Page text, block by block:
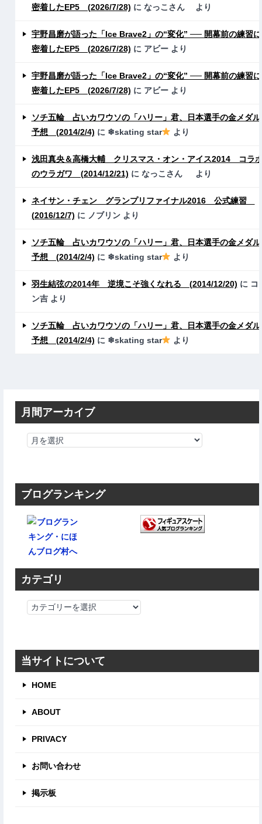
密着したEP5 (2026/7/28) に なっこさん より
宇野昌磨が語った「Ice Brave2」の“変化” ── 開幕前の練習に
密着したEP5 (2026/7/28) に アビーより
宇野昌磨が語った「Ice Brave2」の“変化” ── 開幕前の練習に
密着したEP5 (2026/7/28) に アビーより
ソチ五輪 占いカワウソの「ハリー」君、日本選手の金メダル
予想 (2014/2/4) に ❄skating star より
浅田真央＆高橋大輔 クリスマス・オン・アイス2014 コラ
のウラガワ (2014/12/21) に なっこさん より
ネイサン・チェン グランプリファイナル2016 公式練習
(2016/12/7) に ノブリンより
ソチ五輪 占いカワウソの「ハリー」君、日本選手の金メダル
予想 (2014/2/4) に ❄skating star より
羽生結弦の2014年 逆境こそ強くなれる (2014/12/20) に コ
ン吉より
ソチ五輪 占いカワウソの「ハリー」君、日本選手の金メダル
予想 (2014/2/4) に ❄skating star より
月間アーカイブ
ブログランキング
カテゴリ
カ
リ
当サイトについて
HOME
ABOUT
PRIVACY
お問い合わせ
掲示板